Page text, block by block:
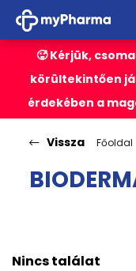
🥵 Kérjük,
körültekintően
érdekében a
Vissza Főoldal
Nincs találat